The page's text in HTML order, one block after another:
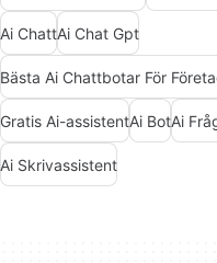
Ai ChattAi Chat Gpt
Bästa Ai Chattbotar För
Gratis Ai-assistentAi BotAi
Ai Skrivassistent